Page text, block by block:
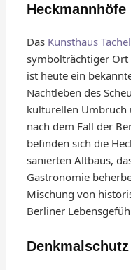
Heckmannhöfe
Das Kunsthaus
symbolträchtiger
ist heute ein
Nachtleben des
kulturellen Umbruch
nach dem Fall der
befinden sich die
sanierten Altbaus,
Gastronomie
Mischung von
Berliner